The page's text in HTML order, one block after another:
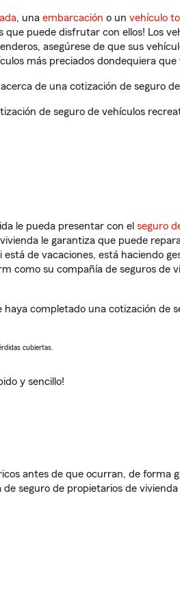
, una embarcación o un vehículo
puede disfrutar con ellos! Los
asegúrese de que sus
más preciados dondequiera que
de una cotización de seguro
de seguro de vehículos
le pueda presentar con el seguro
le garantiza que puede
de vacaciones, está haciendo
como su compañía de seguros de
completado una cotización de
cubiertas.
y sencillo!
antes de que ocurran, de forma
seguro de propietarios de